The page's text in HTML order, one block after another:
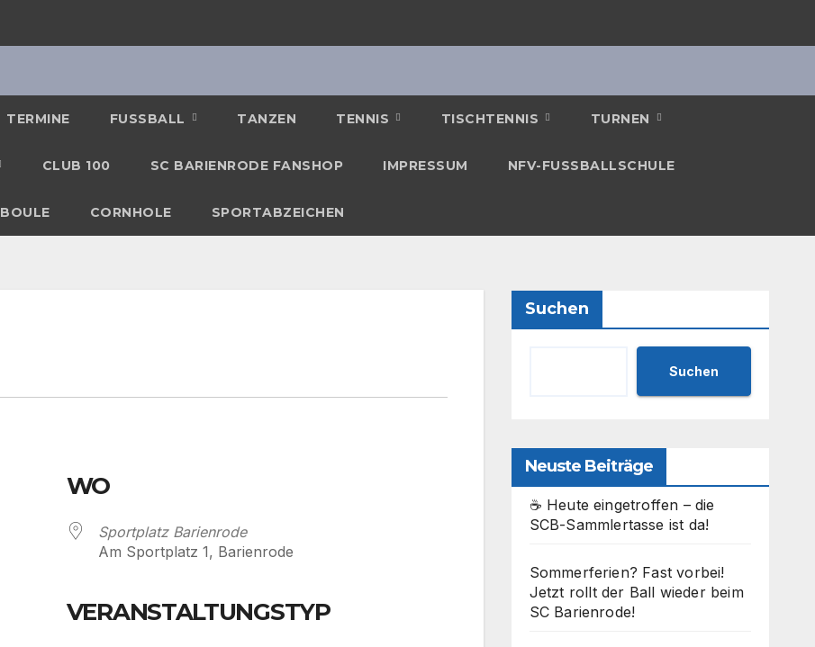
TERMINE FUSSBALL TANZEN TENNIS TISCHTENNIS TURNEN
CLUB 100 SC BARIENRODE FANSHOP IMPRESSUM NFV-FUSSBALLSCHULE
BOULE CORNHOLE SPORTABZEICHEN
WO
Sportplatz Barienrode
Am Sportplatz 1, Barienrode
VERANSTALTUNGSTYP
Suchen
Suchen
Neuste Beiträge
☕ Heute eingetroffen – die
SCB-Sammlertasse ist da!
Sommerferien? Fast vorbei!
Jetzt rollt der Ball wieder beim
SC Barienrode!